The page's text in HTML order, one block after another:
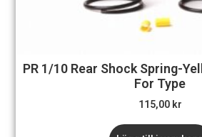
PR 1/10 Rear Shock Spring-
For Type
115,00 kr